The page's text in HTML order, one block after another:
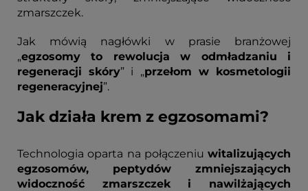
zmarszczek.
Jak mówią nagłówki w prasie branżowej
„egzosomy to rewolucja w odmładzaniu i
regeneracji skóry” i „przełom w kosmetologii
regeneracyjnej”.
Jak działa krem z egzosomami?
Technologia oparta na połączeniu witalizujących
egzosomów, peptydów zmniejszających
widoczność zmarszczek i nawilżających